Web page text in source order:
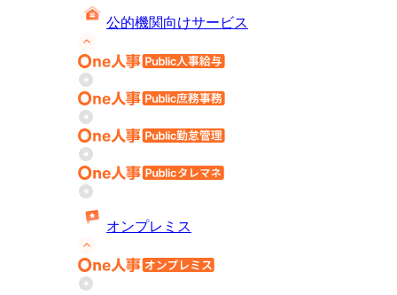
公的機関向けサービス
オンプレミス